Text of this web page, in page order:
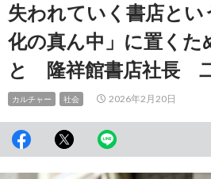
動失われていく書店とい
化の真ん中」に置くた
と 隆祥館書店社長
カルチャー 社会 2026年2月20日